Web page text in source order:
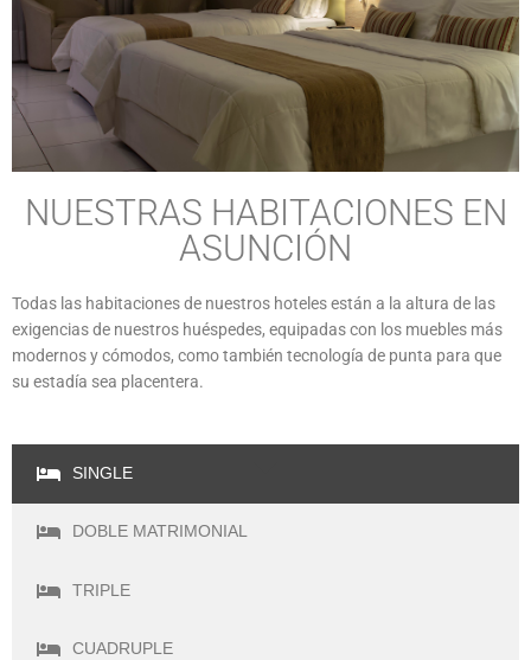
NUESTRAS HABITACIONES EN
ASUNCIÓN
Todas las habitaciones de nuestros hoteles están a la altura de las
exigencias de nuestros huéspedes, equipadas con los muebles más
modernos y cómodos, como también tecnología de punta para que
su estadía sea placentera.
SINGLE
DOBLE MATRIMONIAL
TRIPLE
CUADRUPLE